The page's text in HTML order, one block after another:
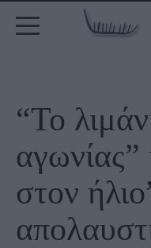
“Το
στον